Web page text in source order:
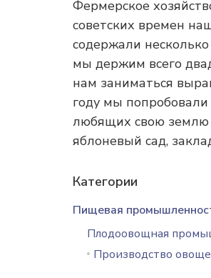
Фермерское
советских времен
содержали
мы держим всего
нам заниматься
году мы
любящих свою землю
яблоневый сад,
Категории
Пищевая
Плодоовощная
Производство